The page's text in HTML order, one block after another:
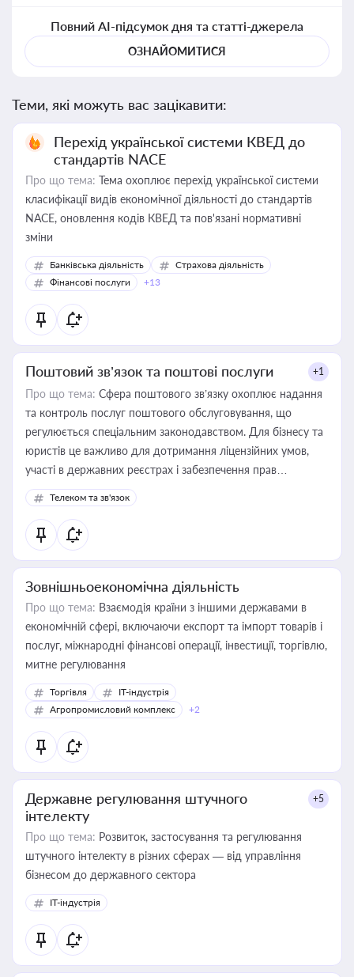
Повний AI-підсумок дня та статті-джерела
ОЗНАЙОМИТИСЯ
Теми, які можуть вас зацікавити:
Перехід української системи КВЕД до
стандартів NACE
Про що тема: Тема охоплює перехід української системи
класифікації видів економічної діяльності до стандартів
NACE, оновлення кодів КВЕД та пов'язані нормативні
зміни
Банківська діяльність
Страхова діяльність
Фінансові послуги
+13
Поштовий зв’язок та поштові послуги +1
Про що тема: Сфера поштового зв’язку охоплює надання
та контроль послуг поштового обслуговування, що
регулюється спеціальним законодавством. Для бізнесу та
юристів це важливо для дотримання ліцензійних умов,
участі в державних реєстрах і забезпечення прав
споживачів.
Телеком та зв'язок
Зовнішньоекономічна діяльність
Про що тема: Взаємодія країни з іншими державами в
економічній сфері, включаючи експорт та імпорт товарів і
послуг, міжнародні фінансові операції, інвестиції, торгівлю,
митне регулювання
Торгівля
IT-індустрія
Агропромисловий комплекс
+2
Державне регулювання штучного
інтелекту
+5
Про що тема: Розвиток, застосування та регулювання
штучного інтелекту в різних сферах — від управління
бізнесом до державного сектора
IT-індустрія